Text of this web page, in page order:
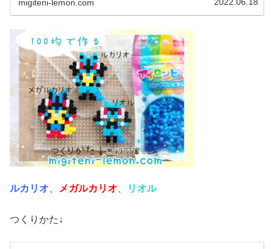
migiteni-lemon.com 2022.06.18
ルカリオ メガルカリオ リオル
つくりかた↓